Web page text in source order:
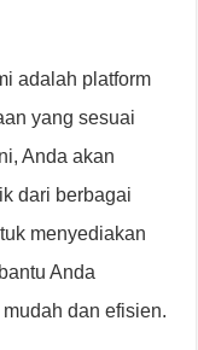
adalah platform
yang sesuai
Anda akan
dari berbagai
menyediakan
Anda
dan efisien.